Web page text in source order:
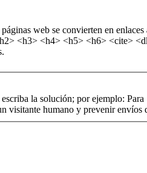
web se convierten en enlaces
<h3> <h4> <h5> <h6> <cite>
la solución; por ejemplo: Para
visitante humano y prevenir envíos